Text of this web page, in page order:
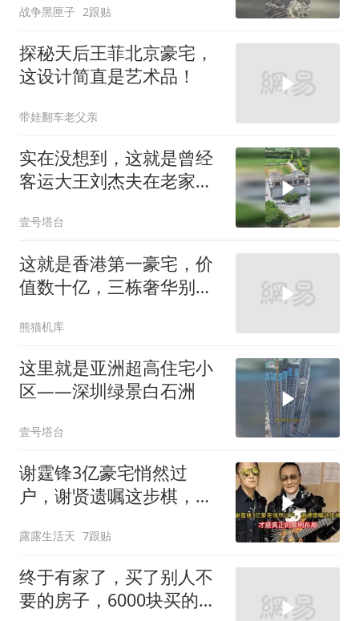
战争黑匣子 2跟贴
探秘天后王菲北京豪宅，
这设计简直是艺术品！
带娃翻车老父亲
实在没想到，这就是曾经
客运大王刘杰夫在老家的
壹号塔台
这就是香港第一豪宅，价
值数十亿，三栋奢华别墅
熊猫机库
这里就是亚洲超高住宅小
区——深圳绿景白石洲
壹号塔台
谢霆锋3亿豪宅悄然过
户，谢贤遗嘱这步棋，才
露露生活天 7跟贴
终于有家了，买了别人不
要的房子，6000块买的还